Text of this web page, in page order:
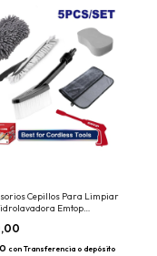
Cepillos Para Limpiar
Emtop
Kit
con Transferencia o depósito